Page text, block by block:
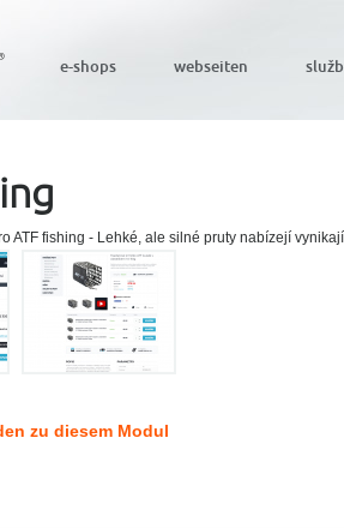
ATF fishing - Lehké, ale silné pruty nabízejí
zu diesem Modul
e-shops webseiten